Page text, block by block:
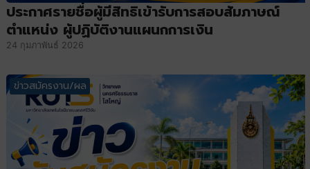
ประกาศรายชื่อผู้มีสิทธิเข้ารับการสอบสัมภาษณ์
ตำแหน่ง ผู้ปฏิบัติงานแผนกการเงิน
24 กุมภาพันธ์ 2026
ข่าวสมัครงาน/ผล